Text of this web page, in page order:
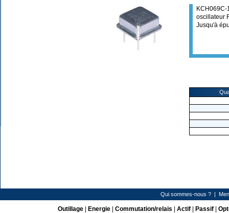
oscillateur
Jusqu'à
Qui sommes-nous ? |
Outillage| Energie| Commutation/relais Actif| Passif|